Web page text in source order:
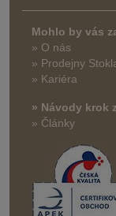
Mohlo by vás
» O nás
» Prodejny
» Kariéra
» Návody krok
» Články